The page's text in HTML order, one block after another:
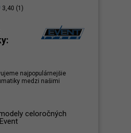
3,40 (1)
najpopulárnejšie
medzi našimi
celoročných